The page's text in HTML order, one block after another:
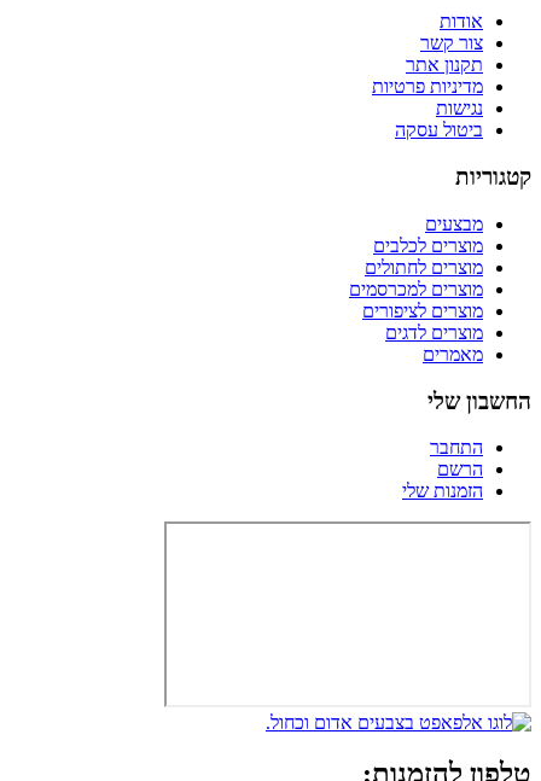
אודות
צור קשר
תקנון אתר
מדיניות פרטיות
נגישות
ביטול עסקה
קטגוריות
מבצעים
מוצרים לכלבים
מוצרים לחתולים
מוצרים למכרסמים
מוצרים לציפורים
מוצרים לדגים
מאמרים
החשבון שלי
התחבר
הרשם
הזמנות שלי
טלפון להזמנות: